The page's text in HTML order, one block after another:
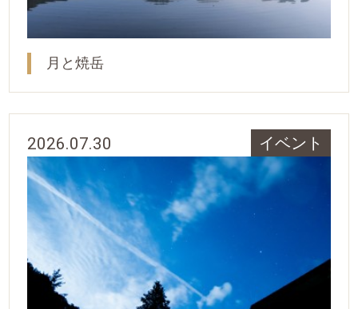
月と焼岳
2026.07.30 イベント